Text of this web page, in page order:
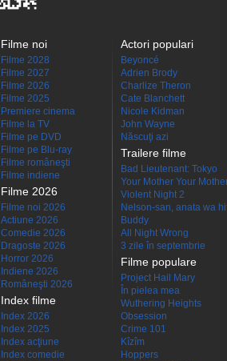
Filme noi
Filme 2028
Filme 2027
Filme 2026
Filme 2025
Premiere cinema
Filme la TV
Filme pe DVD
Filme pe Blu-ray
Filme româneşti
Filme indiene
Filme 2026
Filme noi 2026
Actiune 2026
Comedie 2026
Dragoste 2026
Horror 2026
Indiene 2026
Româneşti 2026
Index filme
Index 2026
Index 2025
Index acţiune
Index comedie
Actori populari
Beyoncé
Adrien Brody
Charlize Theron
Cate Blanchett
Nicole Kidman
John Wayne
Născuţi azi
Trailere filme
Bad Lieutenant: Tokyo
Your Mother Your
Violent Night 2
Nelson-san, anata wa
Buddy
All Night Wrong
3 zile în septembrie
Filme populare
Project Hail Mary
În pielea mea
Wuthering Heights
Obsession
Crime 101
Kîzîm
Hoppers